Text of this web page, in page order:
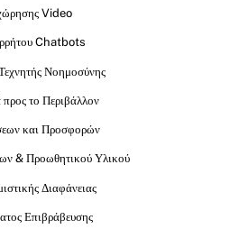
Video
Chatbots
Νοημοσύνης
το Περιβάλλον
και Προσφορών
& Προωθητικού Υλικού
Διαφάνειας
Επιβράβευσης